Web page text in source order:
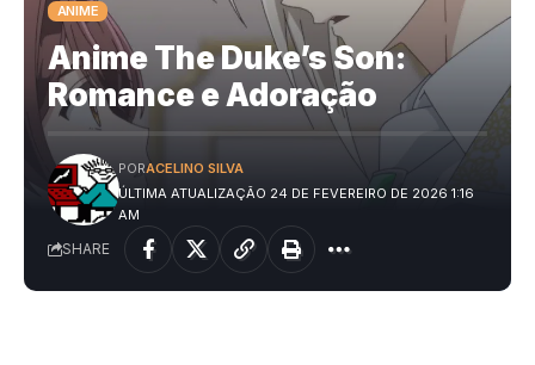
ANIME
Anime The Duke’s Son:
Romance e Adoração
ÚLTIMA ATUALIZAÇÃO 24 DE FEVEREIRO DE 2026 1:16
AM
PORACELINO SILVA
SHARE